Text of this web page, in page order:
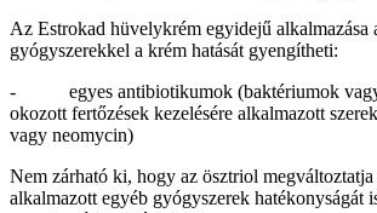
Az Estrokad hüvelykrém egyidejű alkalmazása
gyógyszerekkel a krém hatását gyengítheti:
- egyes antibiotikumok (baktériumok vagy
okozott fertőzések kezelésére alkalmazott
vagy neomycin)
Nem zárható ki, hogy az ösztriol
alkalmazott egyéb gyógyszerek hatékonyságát